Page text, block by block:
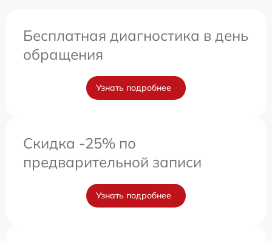
Бесплатная диагностика в день
обращения
Узнать подробнее
Скидка -25% по
предварительной записи
Узнать подробнее